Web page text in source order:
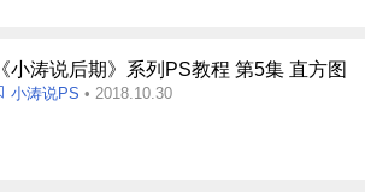
《小涛说后期》系列PS教程 第5集 直方图
小涛说PS • 2018.10.30